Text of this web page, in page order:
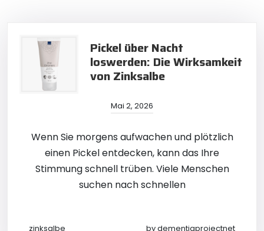
Pickel über Nacht
loswerden: Die Wirksamkeit
von Zinksalbe
Mai 2, 2026
Wenn Sie morgens aufwachen und plötzlich
einen Pickel entdecken, kann das Ihre
Stimmung schnell trüben. Viele Menschen
suchen nach schnellen
zinksalbe bydementiaprojectnet